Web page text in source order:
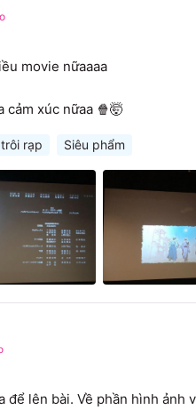
movie nữaaaa
cảm xúc nữaa 🍿🤯
rạp Siêu phẩm
lên bài. Về phần hình ảnh